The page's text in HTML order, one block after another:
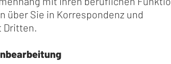
über Sie in Korrespondenz und